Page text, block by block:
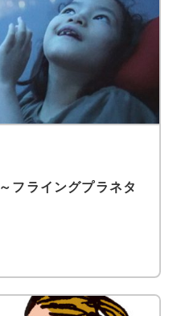
フライングプラネタ